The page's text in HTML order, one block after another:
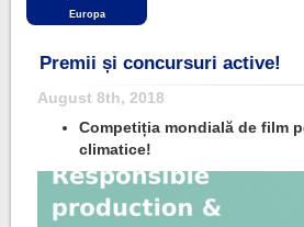
Europa
Premii și concursuri active!
August 8th, 2018
Competiția mondială de film
climatice!